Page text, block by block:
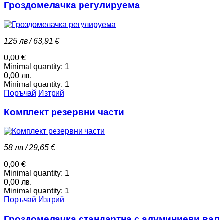
Гроздомелачка регулируема
125 лв / 63,91 €
0,00 €
Minimal quantity: 1
0,00 лв.
Minimal quantity: 1
Поръчай Изтрий
Комплект резервни части
58 лв / 29,65 €
0,00 €
Minimal quantity: 1
0,00 лв.
Minimal quantity: 1
Поръчай Изтрий